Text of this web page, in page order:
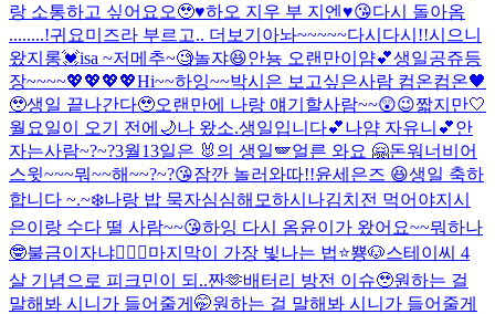
랑 소통하고 싶어요오🥹♥️하오 지우 부 지엔♥️😘다시 돌아옴
........!귀요미즈라 부르고.. 더보기 아놔~~~~~다시다시!!시으니
왔지롱💓isa ~저메추~🧐놀쟈😆안뇽 오랜만이얌💕생일공쥬등
장~~~~💖💖💖💖Hi~~하잉~~박시은 보고싶은사람 컴온컴온🖤
🥹생일 끝나간다🥹오랜만에 나랑 얘기할사람~~😲😉짧지만🤍
월요일이 오기 전에🌙나 왔소.생일입니다💕나얌 자유니💕안
자는사람~?~?3월13일은 🐰의 생일🪽얼른 와요 🤗돈워너비어
스윗~~~뭐~~해~~?~?😘잠깐 놀러와따!!윤세은즈 😆생일 축하
합니다 ~.~❄️나랑 밥 묵자심심해 모하시나김치전 먹어야지 시
은이랑 수다 떨 사람~~😘하잉 다시 옴윤이가 왔어요~~뭐하나
🤓불금이자냐❤️‍🔥🐶마지막이 가장 빛나는 법⭐️뿅🐶스테이씨 4
살 기념으로 피크민이 되..짠🫶배터리 방전 이슈🥹원하는 걸
말해봐 시니가 들어줄게🤭원하는 걸 말해봐 시니가 들어줄게